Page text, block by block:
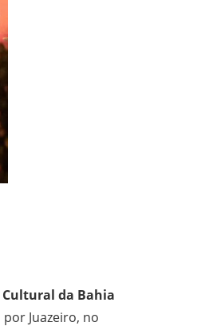
Cultural da Bahia
Juazeiro, no